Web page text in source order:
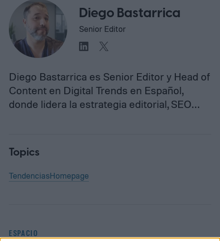
Diego Bastarrica
Senior Editor
Diego Bastarrica es Senior Editor y Head of
Content en Digital Trends en Español,
donde lidera la estrategia editorial, SEO…
Topics
TendenciasHomepage
ESPACIO